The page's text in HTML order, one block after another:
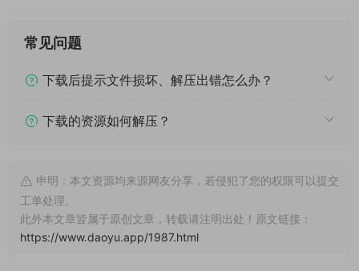
常见问题
下载后提示文件损坏、解压出错怎么办？
下载的资源如何解压？
申明：本文资源均来源网友分享，若侵犯了您的权限可以提交
工单处理。
此外本文章皆属于原创文章，转载请注明出处！原文链接：
https://www.daoyu.app/1987.html